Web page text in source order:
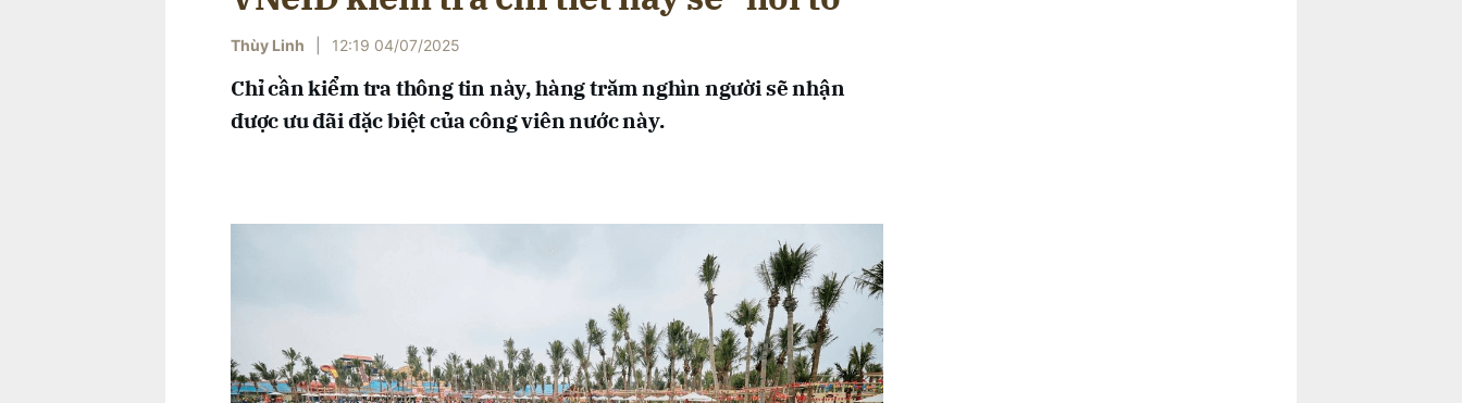
Thùy Linh 12:19 04/07/2025
Chỉ cần kiểm tra thông tin này, hàng trăm nghìn người sẽ nhận
được ưu đãi đặc biệt của công viên nước này.